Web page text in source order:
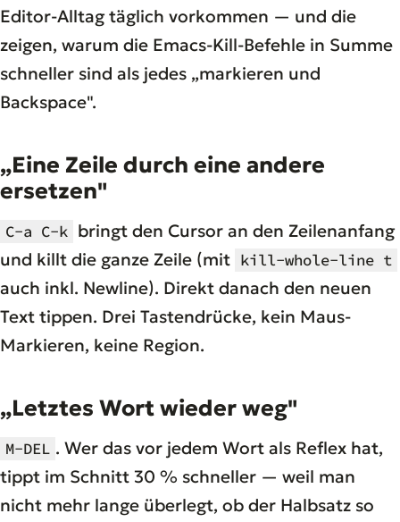
Editor-Alltag täglich vorkommen — und die
zeigen, warum die Emacs-Kill-Befehle in Summe
schneller sind als jedes „markieren und
Backspace".
„Eine Zeile durch eine andere
ersetzen"
C-a C-k bringt den Cursor an den Zeilenanfang
und killt die ganze Zeile (mit kill-whole-line t
auch inkl. Newline). Direkt danach den neuen
Text tippen. Drei Tastendrücke, kein Maus-
Markieren, keine Region.
„Letztes Wort wieder weg"
M-DEL . Wer das vor jedem Wort als Reflex hat,
tippt im Schnitt 30 % schneller — weil man
nicht mehr lange überlegt, ob der Halbsatz so